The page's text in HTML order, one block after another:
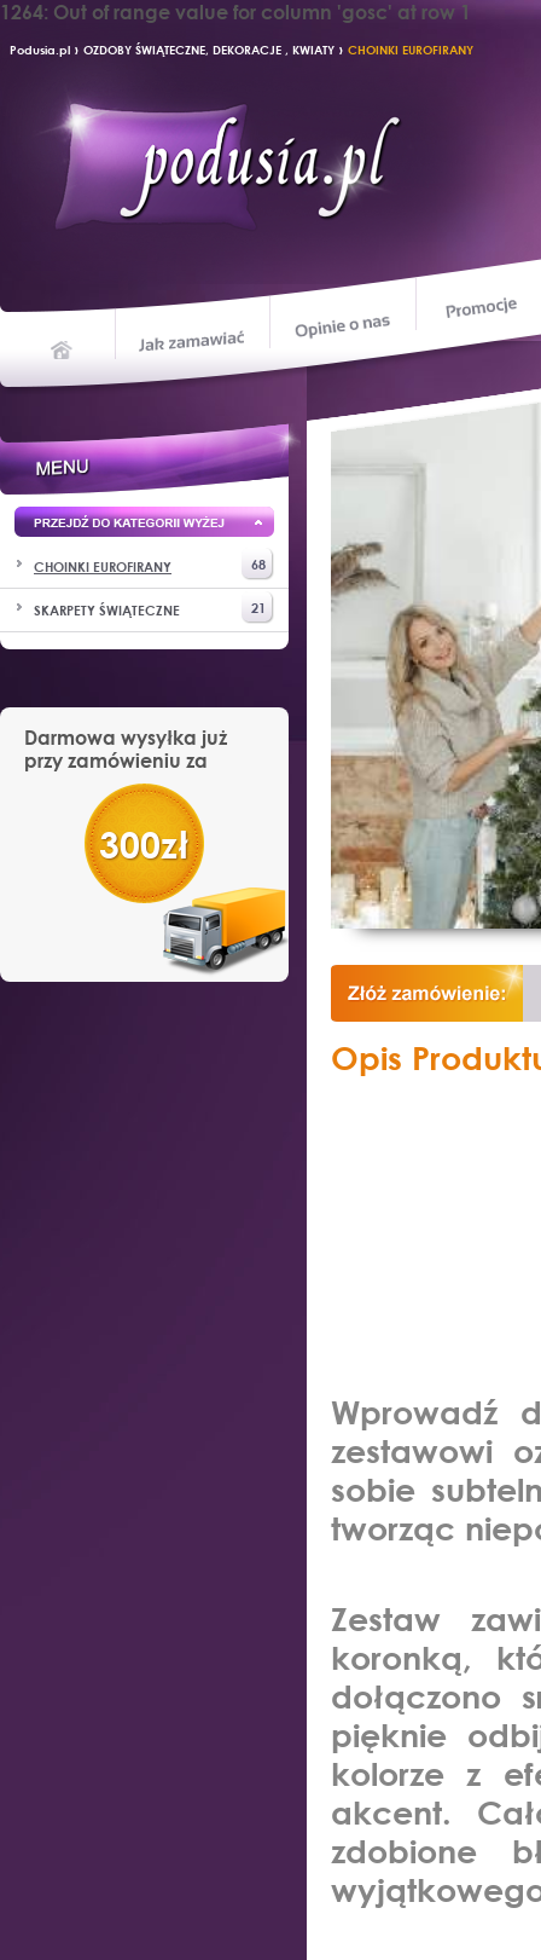
1264: Out of range value for column 'gosc' at row 1
Podusia.pl › OZDOBY ŚWIĄTECZNE, DEKORACJE , KWIATY › CHOINKI EUROFIRANY
Jak zamawiać
Opinie o nas
CHOINKI EUROFIRANY 68
SKARPETY ŚWIĄTECZNE 21
Darmowa wysyłka już
przy zamówieniu za
300zł
Opis
Wprowadź
zestawowi
sobie
tworząc
Zestaw
koronką,
dołączono
pięknie
kolorze z
akcent.
zdobione